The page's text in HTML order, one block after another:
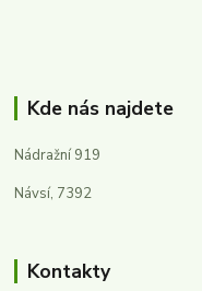
Kde nás najdete
Nádražní 919
Návsí, 7392
Kontakty